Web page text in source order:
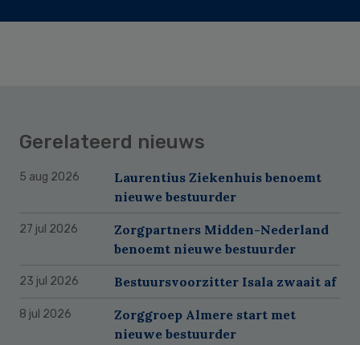
Gerelateerd nieuws
5 aug 2026
Laurentius Ziekenhuis benoemt
nieuwe bestuurder
27 jul 2026
Zorgpartners Midden-Nederland
benoemt nieuwe bestuurder
23 jul 2026 Bestuursvoorzitter Isala zwaait af
8 jul 2026
Zorggroep Almere start met
nieuwe bestuurder